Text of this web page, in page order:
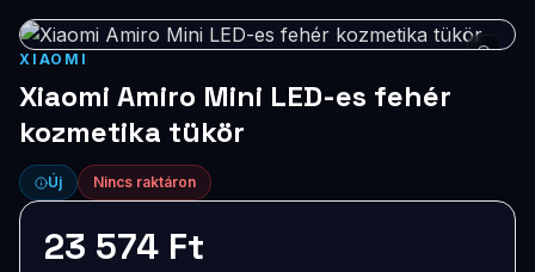
Monitorok
Kiegészítők
Akciók
Ajándékkártya
XIAOMI
Xiaomi Amiro Mini LED-es fehér
kozmetika tükör
Új Nincs raktáron
23 574 Ft